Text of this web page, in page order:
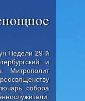
Недели 29-й
и
Митрополит
собора